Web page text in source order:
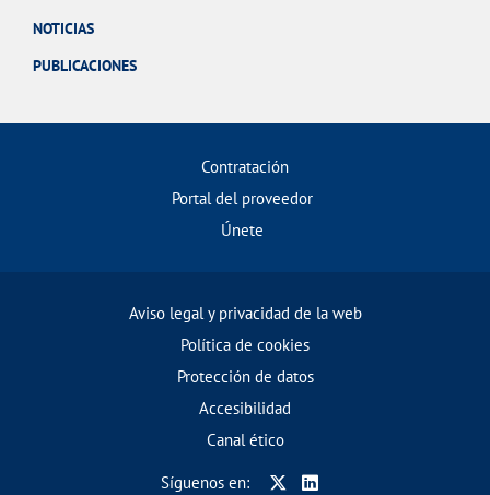
NOTICIAS
PUBLICACIONES
Contratación
Portal del proveedor
Únete
Aviso legal y privacidad de la web
Política de cookies
Protección de datos
Accesibilidad
Canal ético
Síguenos en: